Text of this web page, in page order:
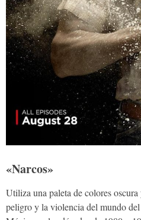
«Narcos»
Utiliza una paleta de colores
peligro y la violencia del mundo